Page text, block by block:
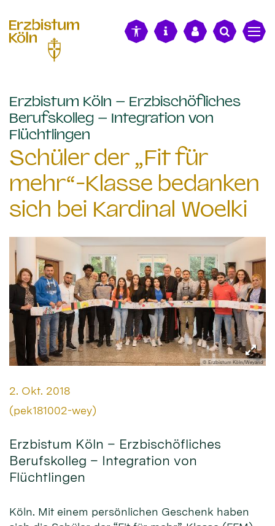
Erzbistum Köln – Erzbischöfliches
Berufskolleg – Integration von
Flüchtlingen
Schüler der „Fit für
mehr“-Klasse bedanken
sich bei Kardinal Woelki
© Erzbistum Köln/Weyand
Datum:
2. Okt. 2018
Von:
(pek181002-wey)
Erzbistum Köln – Erzbischöfliches
Berufskolleg – Integration von
Flüchtlingen
Köln. Mit einem persönlichen Geschenk haben